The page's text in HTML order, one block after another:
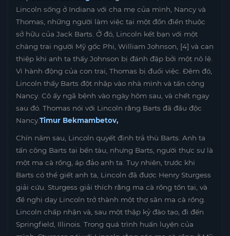
Lincoln sống ở Indiana với cha mẹ của mình, Nancy và
Thomas, những người làm việc tại một đồn điền thuộc
sở hữu của Jack Barts. Ở đó, Lincoln kết bạn với một
chàng trai người Mỹ gốc Phi, William Johnson, [4] và can
thiệp khi anh ta thấy Johnson bị đánh đập bởi một nô lệ.
Vì hành động của con trai, Thomas bị đuổi việc. Đêm đó,
Lincoln thấy Barts đột nhập vào nhà mình và tấn công
Nancy. Cô ấy ngã bệnh vào ngày hôm sau, và chết ngay
sau đó. Thomas nói với Lincoln rằng Barts đã đầu độc
Nancy.Timur Bekmambetov,
Chín năm sau, Lincoln quyết định trả thù Barts. Anh ta
tấn công Barts tại bến tàu, nhưng Barts, người thực sự là
một ma cà rồng, áp đảo anh ta. Tuy nhiên, trước khi
Barts có thể giết anh ta, Lincoln đã được Henry Sturgess
giải cứu. Sturgess giải thích rằng ma cà rồng tồn tại, và
đề nghị dạy Lincoln trở thành một thợ săn ma cà rồng.
Lincoln chấp nhận và, sau một thập kỷ đào tạo, đi đến
Springfield, Illinois. Trong quá trình huấn luyện của